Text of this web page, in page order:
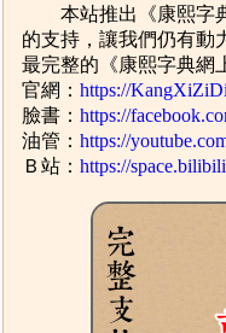
本站推出《康熙字典
的支持，讓我們仍有動
最完整的《康熙字典網
官網：https://
臉書：https://
油管：https://
Ｂ站：https://